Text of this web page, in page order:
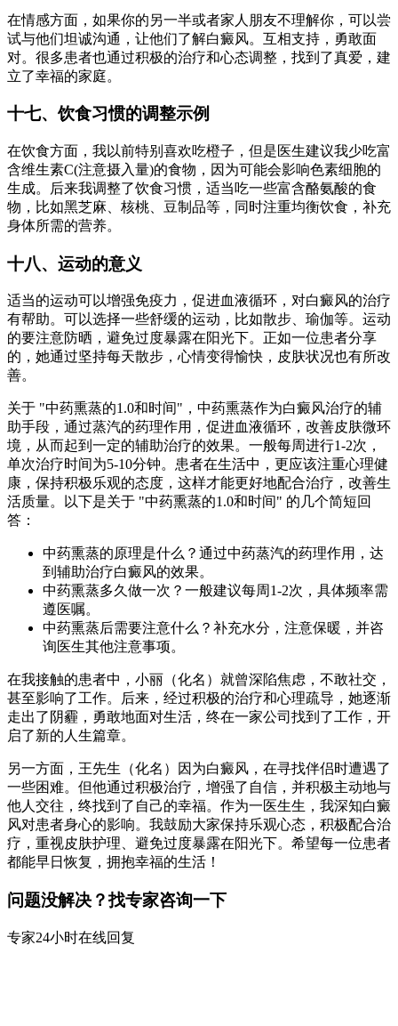
在情感方面，如果你的另一半或者家人朋友不理解你，可以尝
试与他们坦诚沟通，让他们了解白癜风。互相支持，勇敢面
对。很多患者也通过积极的治疗和心态调整，找到了真爱，建
立了幸福的家庭。
十七、饮食习惯的调整示例
在饮食方面，我以前特别喜欢吃橙子，但是医生建议我少吃富
含维生素C(注意摄入量)的食物，因为可能会影响色素细胞的
生成。后来我调整了饮食习惯，适当吃一些富含酪氨酸的食
物，比如黑芝麻、核桃、豆制品等，同时注重均衡饮食，补充
身体所需的营养。
十八、运动的意义
适当的运动可以增强免疫力，促进血液循环，对白癜风的治疗
有帮助。可以选择一些舒缓的运动，比如散步、瑜伽等。运动
的要注意防晒，避免过度暴露在阳光下。正如一位患者分享
的，她通过坚持每天散步，心情变得愉快，皮肤状况也有所改
善。
关于 "中药熏蒸的1.0和时间"，中药熏蒸作为白癜风治疗的辅
助手段，通过蒸汽的药理作用，促进血液循环，改善皮肤微环
境，从而起到一定的辅助治疗的效果。一般每周进行1-2次，
单次治疗时间为5-10分钟。患者在生活中，更应该注重心理健
康，保持积极乐观的态度，这样才能更好地配合治疗，改善生
活质量。以下是关于 "中药熏蒸的1.0和时间" 的几个简短回
答：
中药熏蒸的原理是什么？通过中药蒸汽的药理作用，达
到辅助治疗白癜风的效果。
中药熏蒸多久做一次？一般建议每周1-2次，具体频率需
遵医嘱。
中药熏蒸后需要注意什么？补充水分，注意保暖，并咨
询医生其他注意事项。
在我接触的患者中，小丽（化名）就曾深陷焦虑，不敢社交，
甚至影响了工作。后来，经过积极的治疗和心理疏导，她逐渐
走出了阴霾，勇敢地面对生活，终在一家公司找到了工作，开
启了新的人生篇章。
另一方面，王先生（化名）因为白癜风，在寻找伴侣时遭遇了
一些困难。但他通过积极治疗，增强了自信，并积极主动地与
他人交往，终找到了自己的幸福。作为一医生生，我深知白癜
风对患者身心的影响。我鼓励大家保持乐观心态，积极配合治
疗，重视皮肤护理、避免过度暴露在阳光下。希望每一位患者
都能早日恢复，拥抱幸福的生活！
问题没解决？找专家咨询一下
专家24小时在线回复